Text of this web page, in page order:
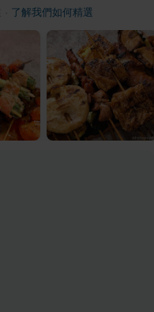
了解我們如何精選